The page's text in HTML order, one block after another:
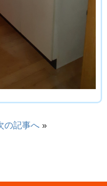
記事へ »